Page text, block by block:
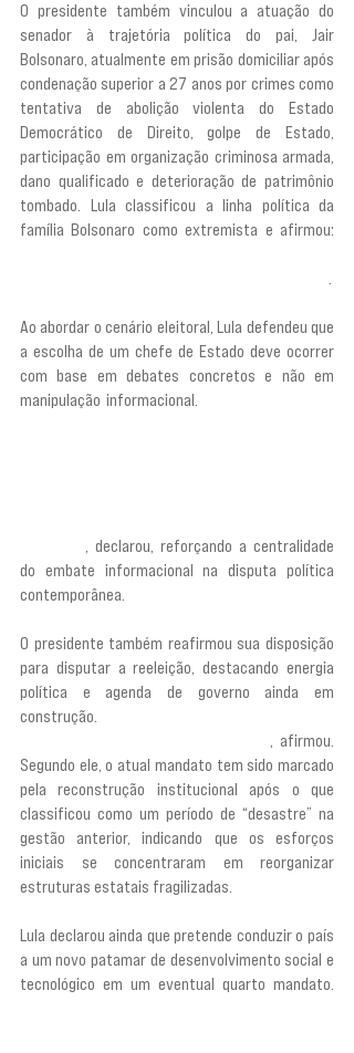
O presidente também vinculou a atuação do
senador à trajetória política do pai, Jair
Bolsonaro, atualmente em prisão domiciliar após
condenação superior a 27 anos por crimes como
tentativa de abolição violenta do Estado
Democrático de Direito, golpe de Estado,
participação em organização criminosa armada,
dano qualificado e deterioração de patrimônio
tombado. Lula classificou a linha política da
.
Ao abordar o cenário eleitoral, Lula defendeu que
a escolha de um chefe de Estado deve ocorrer
com base em debates concretos e não em
manipulação informacional.
, declarou, reforçando a centralidade
do embate informacional na disputa política
contemporânea.
O presidente também reafirmou sua disposição
para disputar a reeleição, destacando energia
política e agenda de governo ainda em
construção.
, afirmou.
Segundo ele, o atual mandato tem sido marcado
pela reconstrução institucional após o que
classificou como um período de “desastre” na
gestão anterior, indicando que os esforços
iniciais se concentraram em reorganizar
estruturas estatais fragilizadas.
Lula declarou ainda que pretende conduzir o país
a um novo patamar de desenvolvimento social e